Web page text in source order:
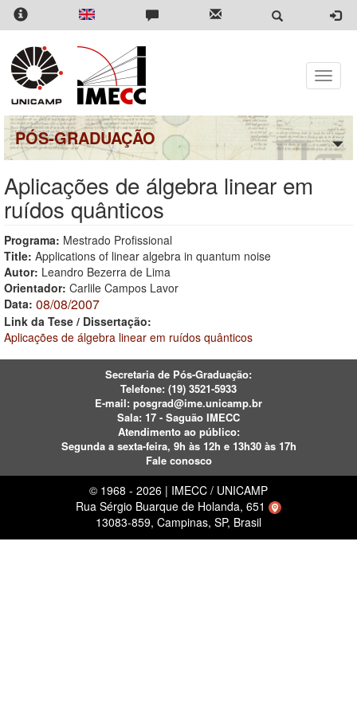
Pular
para
conteúdo
principal
Toggle
PÓS-GRADUAÇÃO
Aplicações de álgebra linear em
ruídos quânticos
Programa: Mestrado Profissional
Title: Applications of linear algebra in quantum noise
Autor: Leandro Bezerra de Lima
Orientador: Carlile Campos Lavor
Data: 08/08/2007
Link da Tese / Dissertação:
Aplicações de álgebra linear em ruídos quânticos
Secretaria de Pós-Graduação:
Telefone: (19) 3521-5933
E-mail: posgrad@ime.unicamp.br
Sala: 17 - Saguão IMECC
Atendimento ao público:
Segunda a sexta-feira, 9h às 12h e 13h30 às 17h
Fale conosco
© 1968 - 2026 | IMECC / UNICAMP
Rua Sérgio Buarque de Holanda, 651
13083-859, Campinas, SP, Brasil